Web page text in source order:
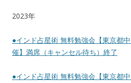
2023年
●インド占星術 無料勉強会【東京都
催】満席（キャンセル待ち）終了
●インド占星術 無料勉強会【東京都